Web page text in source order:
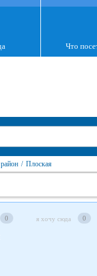
Что
/ Плоская
0 я хочу сюда 0